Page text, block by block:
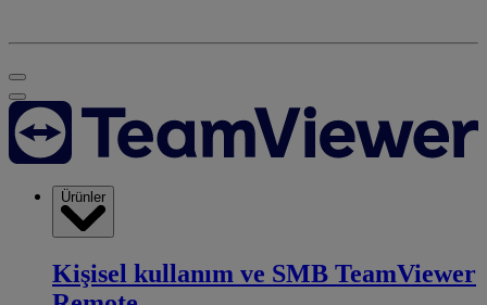
Ürünler
Kişisel kullanım ve SMB TeamViewer